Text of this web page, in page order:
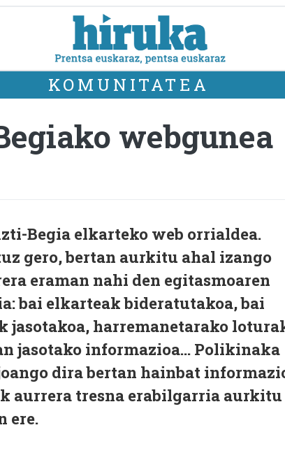
KOMUNITATEA
webgunea
Begia elkarteko web orrialdea.
gero, bertan aurkitu ahal izango
eraman nahi den egitasmoaren
bai elkarteak bideratutakoa, bai
jasotakoa, harremanetarako
jasotako informazioa... Polikinaka
dira bertan hainbat
aurrera tresna erabilgarria aurkitu
ere.